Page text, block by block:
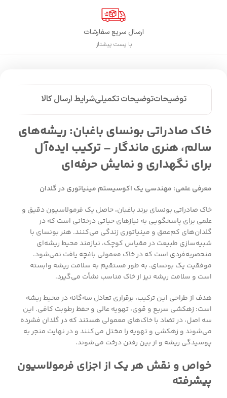
ارسال سریع سفارشات
با پست پیشتاز
توضیحاتتوضیحات تکمیلیشرایط ارسال کالا
خاک صادراتی بونسای باغبان: ریشه‌های
سالم، هنری ماندگار – ترکیب ایده‌آل
برای نگهداری و نمایش حرفه‌ای
معرفی علمی: مهندسی یک اکوسیستم مینیاتوری در گلدان
خاک صادراتی بونسای برند باغبان، حاصل یک فرمولاسیون دقیق و
علمی برای پاسخگویی به نیازهای حیاتی درختانی است که در
گلدان‌های کم‌عمق و مینیاتوری زندگی می‌کنند. هنر بونسای با
شبیه‌سازی طبیعت در مقیاس کوچک، نیازمند محیط ریشه‌ای
منحصربه‌فردی است که در خاک معمولی باغچه یافت نمی‌شود.
موفقیت یک بونسای، به طور مستقیم به سلامت ریشه وابسته
است و سلامت ریشه نیز از خاک مناسب نشأت می‌گیرد.
هدف از طراحی این ترکیب، برقراری تعادل سه‌گانه در محیط ریشه
است: زهکشی سریع و قوی، تهویه عالی و حفظ رطوبت کافی. این
سه اصل، در تضاد با خاک‌های معمولی هستند که در گلدان فشرده
می‌شوند و زهکشی و تهویه را مختل می‌کنند و در نهایت منجر به
پوسیدگی ریشه و از بین رفتن درخت می‌شوند.
خواص و نقش هر یک از اجزای فرمولاسیون
پیشرفته